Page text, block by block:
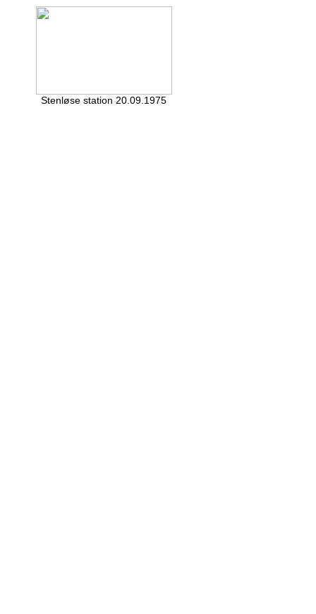
Stenløse station 20.09.1975